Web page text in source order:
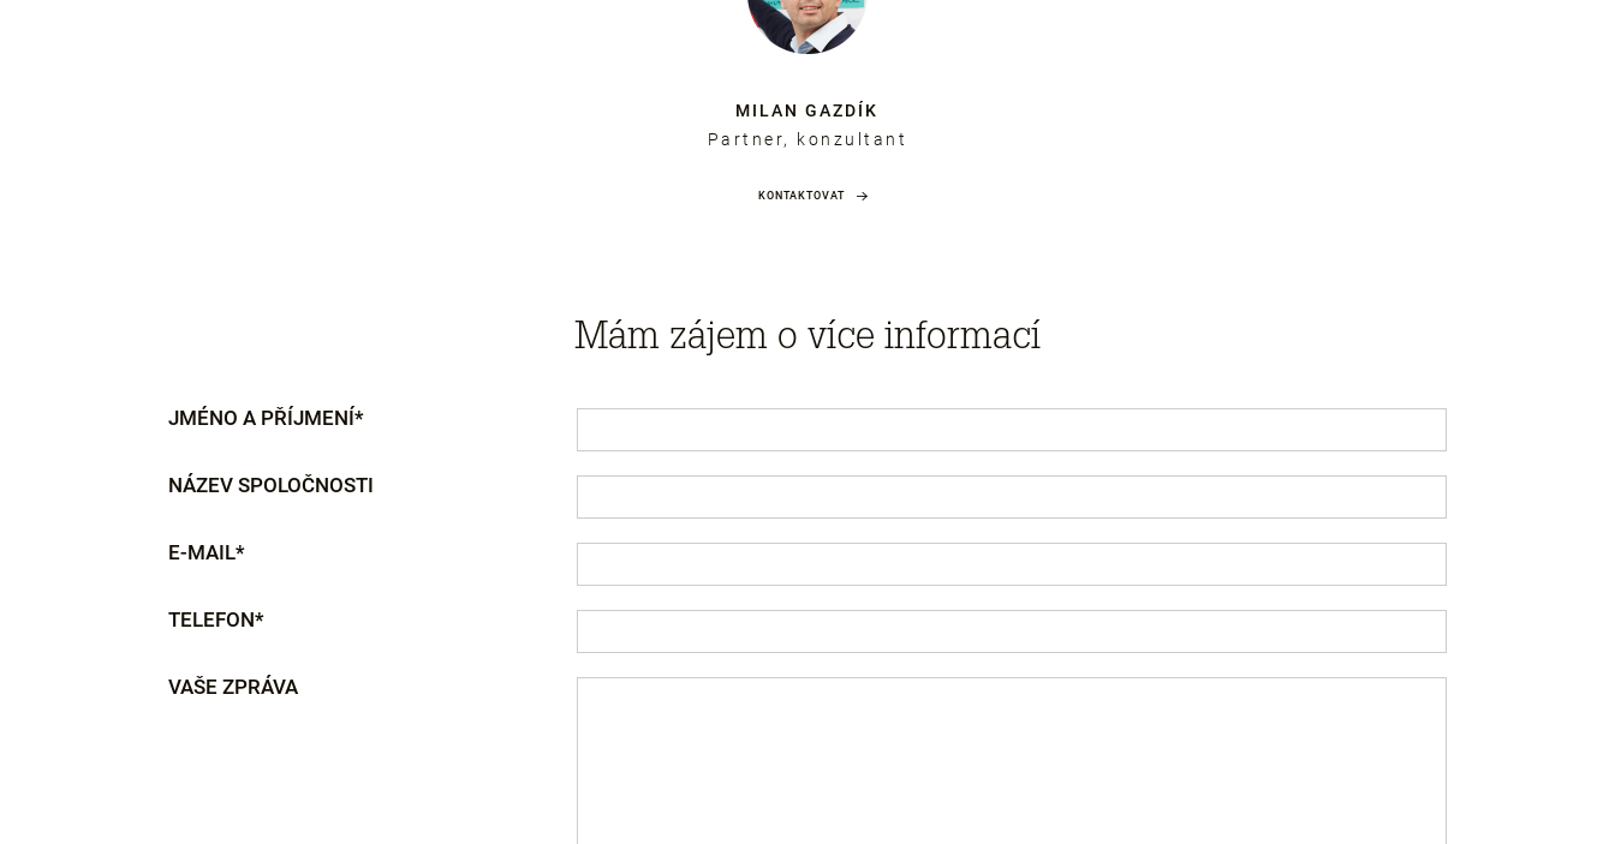
MILAN GAZDÍK
Partner, konzultant
KONTAKTOVAT
Mám zájem o více informací
JMÉNO A PŘÍJMENÍ*
NÁZEV SPOLOČNOSTI
E-MAIL*
TELEFON*
VAŠE ZPRÁVA